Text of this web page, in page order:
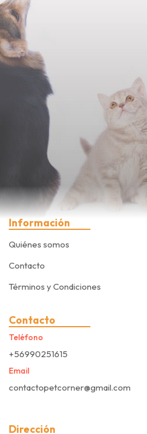
Información
Quiénes somos
Contacto
Términos y Condiciones
Contacto
Teléfono
+56990251615
Email
contactopetcorner@gmail.com
Dirección